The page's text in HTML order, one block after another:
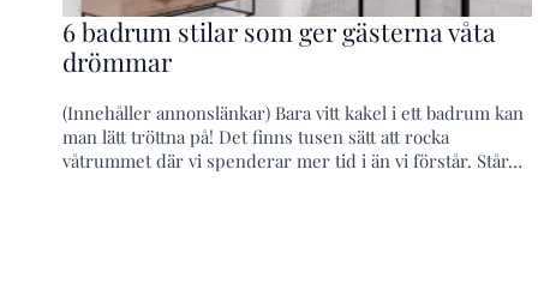
6 badrum stilar som ger gästerna våta
drömmar
(Innehåller annonslänkar) Bara vitt kakel i ett badrum kan
man lätt tröttna på! Det finns tusen sätt att rocka
våtrummet där vi spenderar mer tid i än vi förstår. Står…